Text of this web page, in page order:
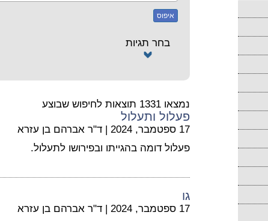
איפוס
בחר תגיות
נמצאו 1331 תוצאות לחיפוש שבוצע
פעלול ותעלול
17 ספטמבר, 2024 | ד"ר אברהם בן עזרא
פעלול דומה בהגייתו ובפירושו לתעלול.
גו
17 ספטמבר, 2024 | ד"ר אברהם בן עזרא